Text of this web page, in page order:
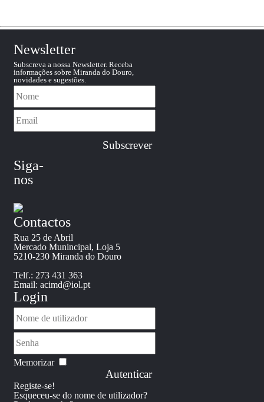
Newsletter
Subscreva a nossa Newsletter. Receba
informações sobre Miranda do Douro,
novidades e sugestões.
Siga-
nos
Contactos
Rua 25 de Abril
Mercado Munincipal, Loja 5
5210-230 Miranda do Douro
Telf.: 273 431 363
Email: acimd@iol.pt
Login
Memorizar
Autenticar
Registe-se!
Esqueceu-se do nome de utilizador?